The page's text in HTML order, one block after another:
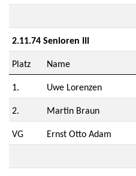
2.11.74 Senioren III
Platz Name
1. Uwe Lorenzen
2. Martin Braun
VG Ernst Otto Adam